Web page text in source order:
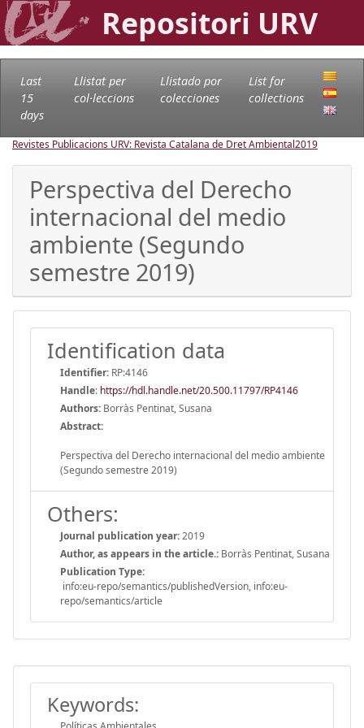
Repositori URV
Last
15
days
Llistat per
col·leccions
Llistado por
colecciones
List for
collections
Revistes Publicacions URV: Revista Catalana de Dret Ambiental2019
Perspectiva del Derecho
internacional del medio
ambiente (Segundo
semestre 2019)
Identification data
Identifier: RP:4146
Handle: https://hdl.handle.net/20.500.11797/RP4146
Authors: Borràs Pentinat, Susana
Abstract:
Perspectiva del Derecho internacional del medio ambiente
(Segundo semestre 2019)
Others:
Journal publication year:2019
Author, as appears in the article.: Borràs Pentinat, Susana
Publication Type:
info:eu-repo/semantics/publishedVersion, info:eu-
repo/semantics/article
Keywords: